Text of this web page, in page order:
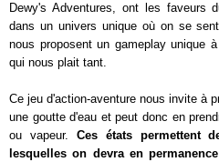
Dewy's Adventures, ont les faveurs
dans un univers unique où on se
nous proposent un gameplay unique
qui nous plait tant.
Ce jeu d'action-aventure nous invite à
une goutte d'eau et peut donc en
ou vapeur. Ces états permettent
lesquelles on devra en